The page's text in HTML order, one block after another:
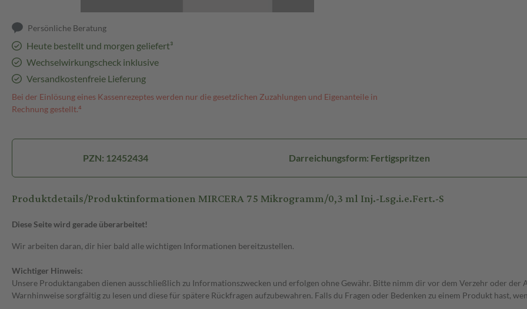
Persönliche Beratung
Heute bestellt und morgen geliefert³
Wechselwirkungscheck inklusive
Versandkostenfreie Lieferung
Bei der Einlösung eines Kassenrezeptes werden nur die gesetzlichen Zuzahlungen und Eigenanteile in
Rechnung gestellt.⁴
PZN: 12452434 Darreichungsform: Fertigspritzen
Produktdetails/Produktinformationen MIRCERA 75 Mikrogramm/0,3 ml Inj.-Lsg.i.e.Fert.-S
Diese Seite wird gerade überarbeitet!
Wir arbeiten daran, dir hier bald alle wichtigen Informationen bereitzustellen.
Wichtiger Hinweis:
Unsere Produktangaben dienen ausschließlich zu Informationszwecken und erfolgen ohne Gewähr. Bitte nimm dir vor dem Verzehr oder
Warnhinweise sorgfältig zu lesen und diese für spätere Rückfragen aufzubewahren. Falls du Fragen oder Bedenken zu einem Produkt hast,